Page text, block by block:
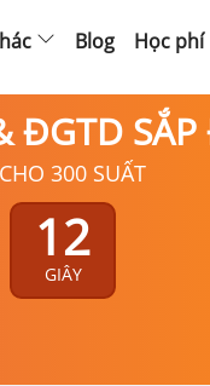
Blog Học phí
ĐGTD
300 SUẤT
11
GIÂY